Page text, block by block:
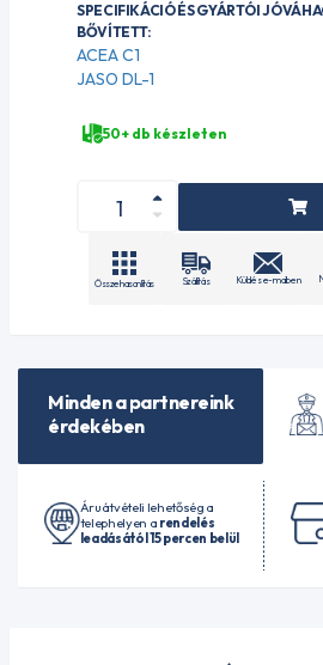
SPECIFIKÁCIÓ ÉS GYÁRTÓI
BŐVÍTETT:
ACEA C1
JASO DL-1
50+ db készleten
Összehasonlítás Szállítás Küldés e-mailben
Minden a partnereink
érdekében
Áruátvételi lehetőség a
telephelyen a rendelés
leadásától 15 percen belül